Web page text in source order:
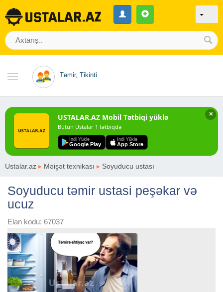
Təmir, Tikinti
✕
USTALAR.AZ Mobil Tətbiqi yüklə
Bütün Ustalar 1 tətbiqdə
Indi Yüklə
Google Play
Indi Yüklə
App Store
Ustalar.az ▸ Məişət texnikası ▸ Soyuducu ustası
Soyuducu təmir ustasi peşəkar və
ucuz
Elan kodu: 67037